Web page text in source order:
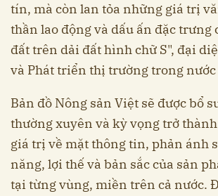
tín, mà còn lan tỏa những giá trị
thần lao động và dấu ấn đặc trưng
đất trên dải đất hình chữ S", đại
và Phát triển thị trường trong nước
Bản đồ Nông sản Việt sẽ được bổ
thường xuyên và kỳ vọng trở
giá trị về mặt thông tin, phản ánh
năng, lợi thế và bản sắc của sản
tại từng vùng, miền trên cả nước.